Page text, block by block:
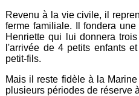
Revenu à la vie civile, il
ferme familiale. Il fondera
Henriette qui lui donnera
l'arrivée de 4 petits enfants
petit-fils.
Mais il reste fidèle à la
plusieurs périodes de réserve